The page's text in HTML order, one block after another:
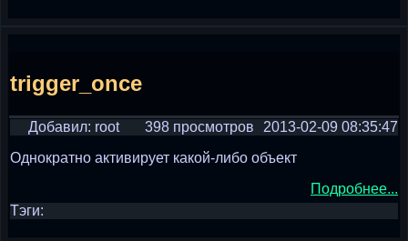
trigger_once
Добавил: root 2013-02-09 08:35:47
398 просмотров
Однократно активирует какой-либо объект
Подробнее...
Тэги: